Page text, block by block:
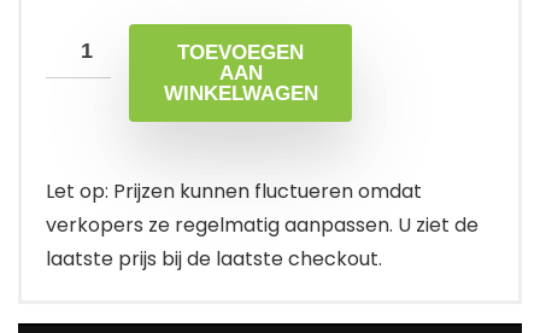
TOEVOEGEN
AAN
WINKELWAGEN
Let op: Prijzen kunnen fluctueren omdat
verkopers ze regelmatig aanpassen. U ziet de
laatste prijs bij de laatste checkout.